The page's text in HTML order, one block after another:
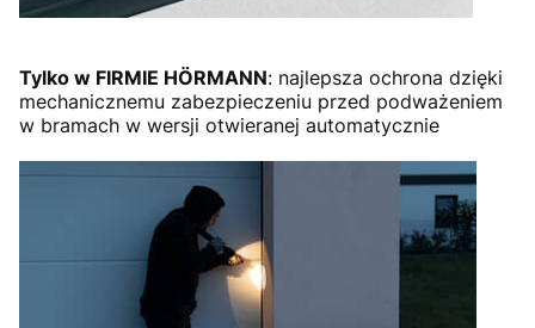
Tylko w FIRMIE HÖRMANN: najlepsza ochrona dzięki
mechanicznemu zabezpieczeniu przed podważeniem
w bramach w wersji otwieranej automatycznie